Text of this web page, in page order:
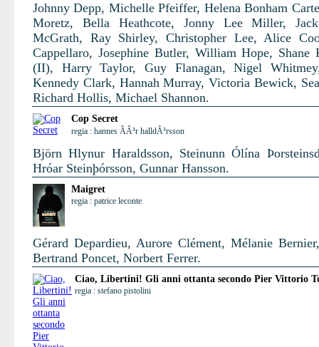
Johnny Depp, Michelle Pfeiffer, Helena Bonham
Moretz, Bella Heathcote, Jonny Lee Miller,
McGrath, Ray Shirley, Christopher Lee, Alice
Cappellaro, Josephine Butler, William Hope, Shane
(II), Harry Taylor, Guy Flanagan, Nigel
Kennedy Clark, Hannah Murray, Victoria Bewick,
Richard Hollis, Michael Shannon.
Cop Secret
regia : hannes ÃÃ³r halldÃ³rsson
Björn Hlynur Haraldsson, Steinunn Ólína
Hróar Steinþórsson, Gunnar Hansson.
Maigret
regia : patrice leconte
Gérard Depardieu, Aurore Clément, Mélanie
Bertrand Poncet, Norbert Ferrer.
Ciao, Libertini! Gli anni ottanta secondo Pier Vittorio
regia : stefano pistolini